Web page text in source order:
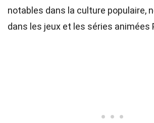
notables dans la culture populaire,
dans les jeux et les séries animées